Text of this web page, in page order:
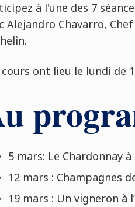
à l'une des 7
Alejandro Chavarro,
cours ont lieu le lundi de
5 mars: Le Chardonnay
12 mars : Champagnes
19 mars : Un vigneron à